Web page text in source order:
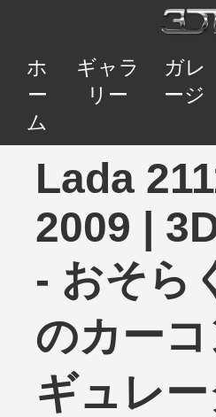
ホ
ー
ム
ギャラ
リー
ガレ
ージ
Lada
2009 |
- おそら
のカー
ギュレ